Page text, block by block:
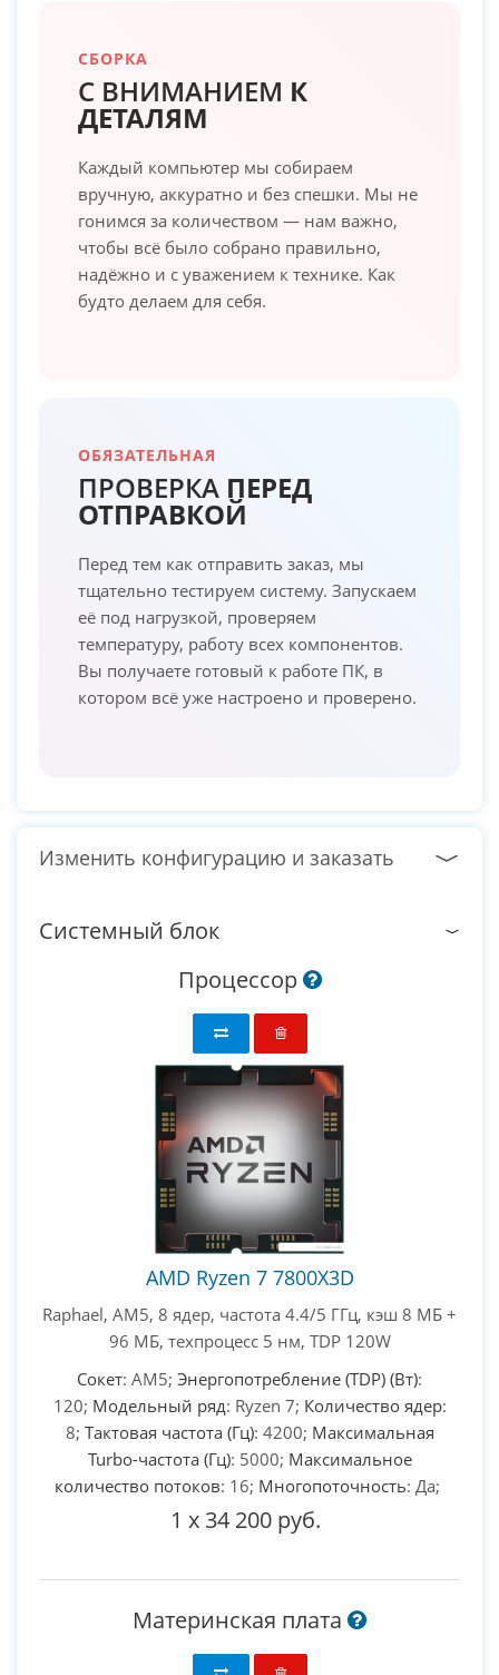
СБОРКА
С ВНИМАНИЕМ К
ДЕТАЛЯМ
Каждый компьютер мы собираем
вручную, аккуратно и без спешки. Мы не
гонимся за количеством — нам важно,
чтобы всё было собрано правильно,
надёжно и с уважением к технике. Как
будто делаем для себя.
ОБЯЗАТЕЛЬНАЯ
ПРОВЕРКА ПЕРЕД
ОТПРАВКОЙ
Перед тем как отправить заказ, мы
тщательно тестируем систему. Запускаем
её под нагрузкой, проверяем
температуру, работу всех компонентов.
Вы получаете готовый к работе ПК, в
котором всё уже настроено и проверено.
Изменить конфигурацию и заказать
Системный блок
Процессор
AMD Ryzen 7 7800X3D
Raphael, AM5, 8 ядер, частота 4.4/5 ГГц, кэш 8 МБ +
96 МБ, техпроцесс 5 нм, TDP 120W
Сокет: AM5; Энергопотребление (TDP) (Вт):
120; Модельный ряд: Ryzen 7; Количество ядер:
8; Тактовая частота (Гц): 4200; Максимальная
Turbo-частота (Гц): 5000; Максимальное
количество потоков: 16; Многопоточность: Да;
1 x 34 200 руб.
Материнская плата